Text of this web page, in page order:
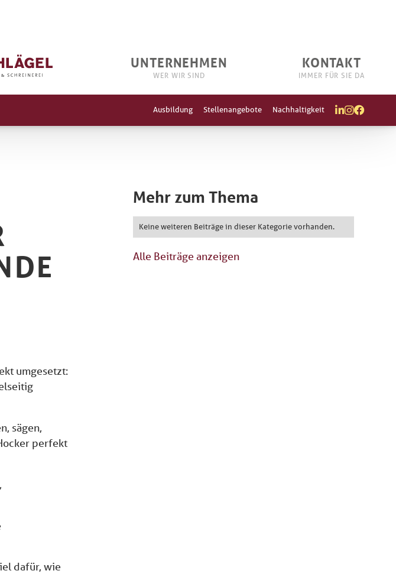
UNTERNEHMEN
WER WIR SIND
KONTAKT
IMMER FÜR SIE DA
Ausbildung Stellenangebote Nachhaltigkeit 
umgesetzt:
sägen,
perfekt
dafür, wie
Mehr zum Thema
Keine weiteren Beiträge in dieser Kategorie vorhanden.
Alle Beiträge anzeigen